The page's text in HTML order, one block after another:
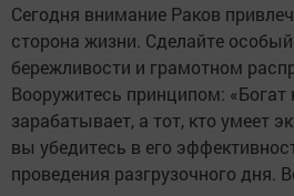
Сегодня внимание Раков
сторона жизни. Сделайте
бережливости и грамотном
Вооружитесь принципом: «Богат
зарабатывает, а тот, кто умеет
вы убедитесь в его
проведения разгрузочного дня.